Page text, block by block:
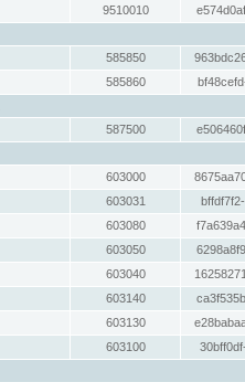
9510010
585850
585860
587500
603000
603031
603080
603050
603040
603140
603130
603100